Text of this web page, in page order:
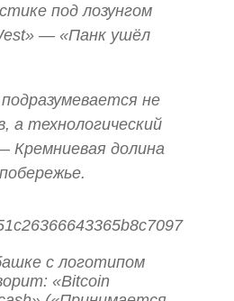
под лозунгом
— «Панк ушёл
не
а технологический
долина
с логотипом
«Bitcoin